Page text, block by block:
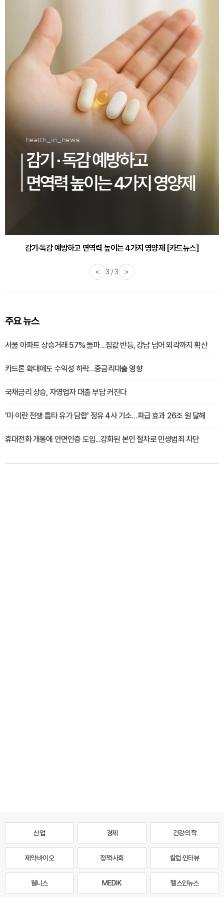
감기·독감 예방하고 면역력 높이는 4가지 영양제 [카드뉴스]
< 3 / 3 >
주요 뉴스
서울 아파트 상승거래 57% 돌파…집값 반등, 강남 넘어 외곽까지 확산
카드론 확대에도 수익성 하락…중금리대출 영향
국채금리 상승, 자영업자 대출 부담 커진다
'미·이란 전쟁 틈타 유가 담합' 정유 4사 기소…파급 효과 26조 원 달해
휴대전화 개통에 안면인증 도입...강화된 본인 절차로 민생범죄 차단
산업 경제 건강·의학
제약·바이오 정책·사회 칼럼·인터뷰
웰니스 MEDI·K 헬스인뉴스